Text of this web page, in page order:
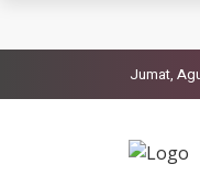
Jumat,